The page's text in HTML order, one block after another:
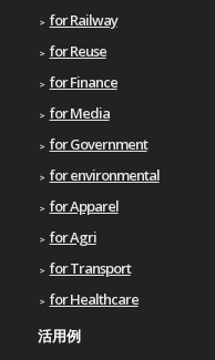
for Railway
for Reuse
for Finance
for Media
for Government
for environmental
for Apparel
for Agri
for Transport
for Healthcare
活用例